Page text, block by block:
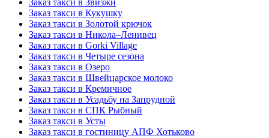
Заказ такси в Звизжи
Заказ такси в Кукушку
Заказ такси в Золотой крючок
Заказ такси в Никола–Ленивец
Заказ такси в Gorki Village
Заказ такси в Четыре сезона
Заказ такси в Озеро
Заказ такси в Швейцарское молоко
Заказ такси в Кремичное
Заказ такси в Усадьбу на Запрудной
Заказ такси в СПК Рыбный
Заказ такси в Усты
Заказ такси в гостиницу АПФ Хотьково